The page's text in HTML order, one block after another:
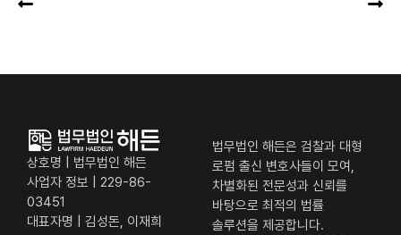
상호명 | 법무법인 해든
사업자 정보 | 229-86-
03451
대표자명 | 김성돈, 이재희
법무법인 해든은 검찰과 대형
로펌 출신 변호사들이 모여,
차별화된 전문성과 신뢰를
바탕으로 최적의 법률
솔루션을 제공합니다.